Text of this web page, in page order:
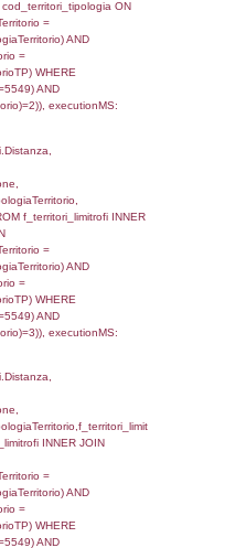
AND
0.0099959373474121
a2p.Nome
a2rp INNER JOIN
= a2p.IDPersonale
AND
0.0047328472137451
cod_ipa_aoo.des_amm,
d1_controlli.Provincia,
d1_controlli.Via,
d1_controlli.Pec FROM
ON
where
0.057010889053345
FROM d2_autorizzazioni
executionMS:
IDArticoloComma,